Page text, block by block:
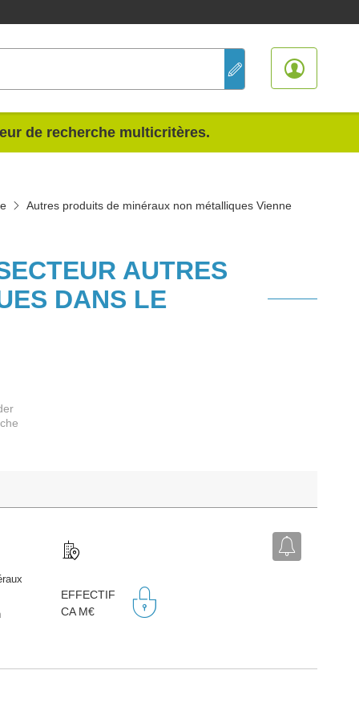
de recherche multicritères.
Autres produits de minéraux non métalliques Vienne
AUTRES
DANS LE
EFFECTIF
CA M€